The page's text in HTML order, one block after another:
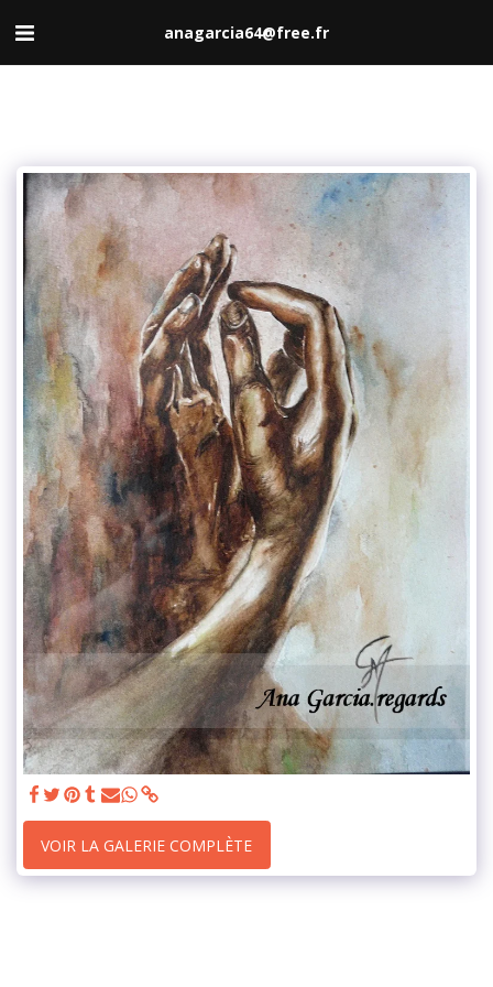
anagarcia64@free.fr
VOIR LA GALERIE COMPLÈTE